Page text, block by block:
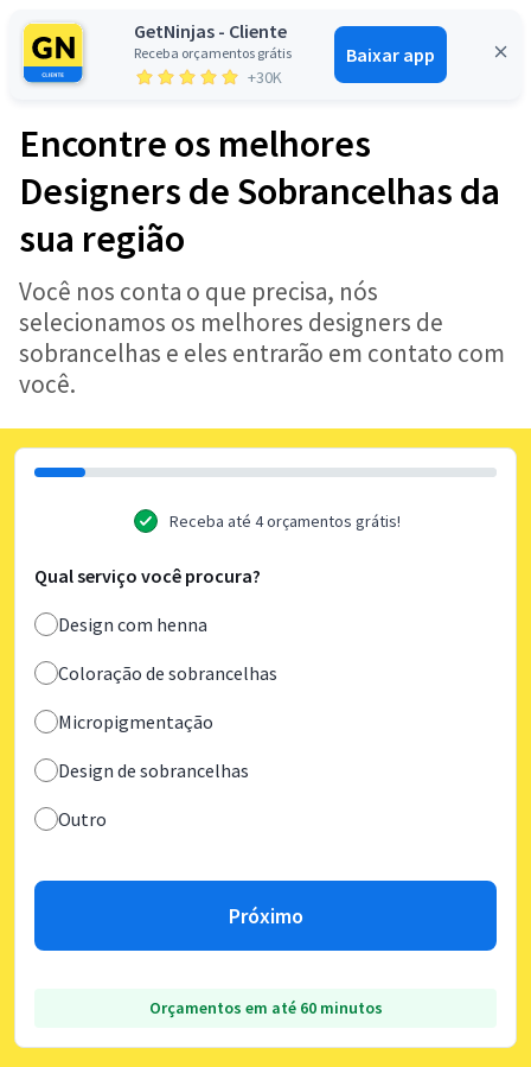
GetNinjas - Cliente
Receba orçamentos grátis
+30K
Baixar app
Entrar
Encontre os melhores
Designers de Sobrancelhas da
sua região
Você nos conta o que precisa, nós
selecionamos os melhores designers de
sobrancelhas e eles entrarão em contato com
você.
Receba até 4 orçamentos grátis!
Qual serviço você procura?
Design com henna
Coloração de sobrancelhas
Micropigmentação
Design de sobrancelhas
Outro
Próximo
Orçamentos em até 60 minutos